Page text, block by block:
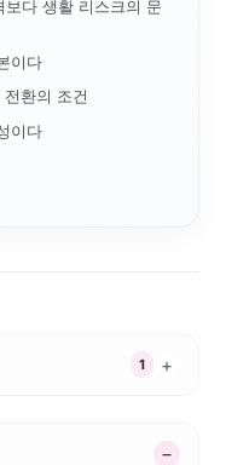
다 생활 리스크의 문
이다
환의 조건
이다
1
...
이션
전략...